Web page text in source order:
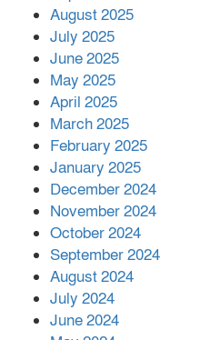
আহত ৪০
August 2025
July 2025
June 2025
May 2025
April 2025
March 2025
February 2025
January 2025
December 2024
November 2024
October 2024
September 2024
August 2024
July 2024
June 2024